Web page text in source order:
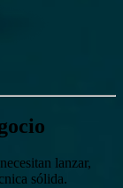
lanzar,
sólida.